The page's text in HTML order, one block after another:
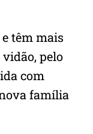
têm mais
pelo
com
família